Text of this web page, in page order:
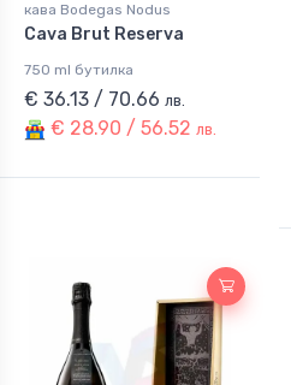
кава Bodegas Nodus
Cava Brut Reserva
750 ml бутилка
€ 36.13 / 70.66 лв.
€ 28.90 / 56.52 лв.